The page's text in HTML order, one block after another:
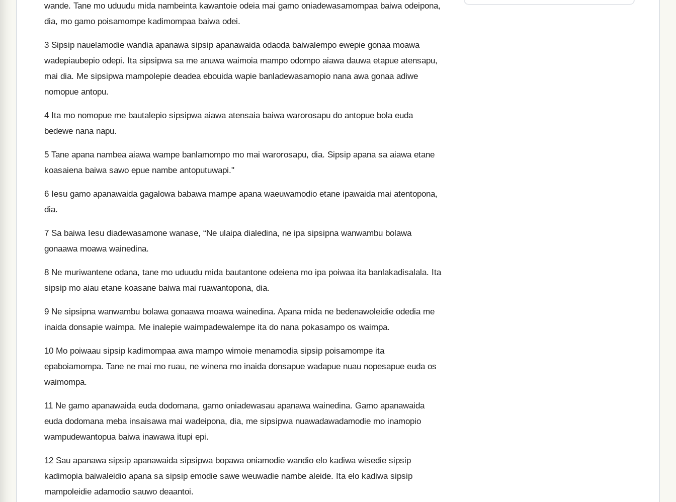
wande. Tane mo uduudu mida nambeinta kawantoie odeia mai gamo oniadewasamompaa baiwa odeipona,
dia, mo gamo poisamompe kadimompaa baiwa odei.
3 Sipsip nauelamodie wandia apanawa sipsip apanawaida odaoda baiwalempo ewepie gonaa moawa
wadepiaubepio odepi. Ita sipsipwa sa me anuwa waimoia mampo odompo aiawa dauwa etapue atensapu,
mai dia. Me sipsipwa mampolepie deadea ebouida wapie banladewasamopio nana awa gonaa adiwe
nomopue antopu.
4 Ita mo nomopue me bautalepio sipsipwa aiawa atensaia baiwa warorosapu do antopue bola euda
bedewe nana napu.
5 Tane apana nambea aiawa wampe banlamompo mo mai warorosapu, dia. Sipsip apana sa aiawa etane
koasaiena baiwa sawo epue nambe antoputuwapi."
6 Iesu gamo apanawaida gagalowa babawa mampe apana waeuwamodio etane ipawaida mai atentopona,
dia.
7 Sa baiwa Iesu diadewasamone wanase, “Ne ulaipa dialedina, ne ipa sipsipna wanwambu bolawa
gonaawa moawa wainedina.
8 Ne muriwantene odana, tane mo uduudu mida bautantone odeiena mo ipa poiwaa ita banlakadisalala. Ita
sipsip mo aiau etane koasane baiwa mai ruawantopona, dia.
9 Ne sipsipna wanwambu bolawa gonaawa moawa wainedina. Apana mida ne bedenawoleidie odedia me
inaida donsapie waimpa. Me inalepie waimpadewalempe ita do nana pokasampo os waimpa.
10 Mo poiwaau sipsip kadimompaa awa mampo wimoie menamodia sipsip poisamompe ita
epaboiamompa. Tane ne mai mo ruau, ne winena mo inaida donsapue wadapue nuau nopesapue euda os
waimompa.
11 Ne gamo apanawaida euda dodomana, gamo oniadewasau apanawa wainedina. Gamo apanawaida
euda dodomana meba insaisawa mai wadeipona, dia, me sipsipwa nuawadawadamodie mo inamopio
wampudewantopua baiwa inawawa itupi epi.
12 Sau apanawa sipsip apanawaida sipsipwa bopawa oniamodie wandio elo kadiwa wisedie sipsip
kadimopia baiwaleidio apana sa sipsip emodie sawe weuwadie nambe aleide. Ita elo kadiwa sipsip
mampoleidie adamodio sauwo deaantoi.